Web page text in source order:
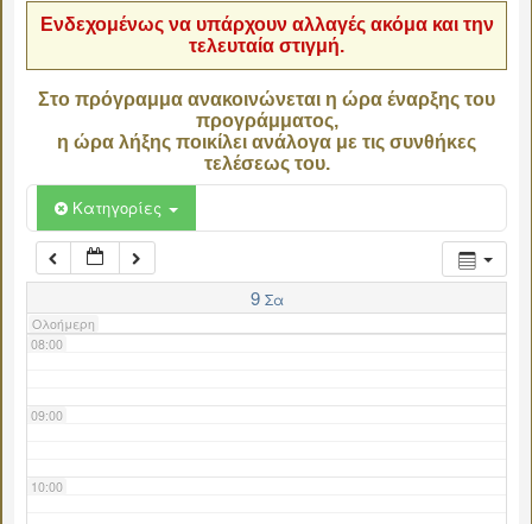
Ενδεχομένως να υπάρχουν αλλαγές ακόμα και την
τελευταία στιγμή.
Στο πρόγραμμα ανακοινώνεται η ώρα έναρξης του
προγράμματος,
η ώρα λήξης ποικίλει ανάλογα με τις συνθήκες
τελέσεως του.
Κατηγορίες
9 Σα
Ολοήμερη
06:00
07:00
08:00
09:00
10:00